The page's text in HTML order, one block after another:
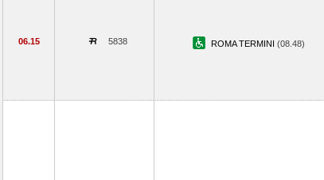
06.15 5838 ROMA TERMINI (08.48)